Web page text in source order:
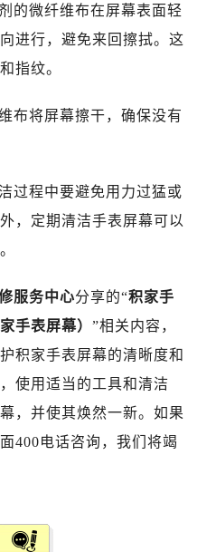
微纤维布在屏幕表面轻
进行，避免来回擦拭。这
指纹。
将屏幕擦干，确保没有
程中要避免用力过猛或
，定期清洁手表屏幕可以
服务中心分享的“积家手
手表屏幕） ”相关内容，
积家手表屏幕的清晰度和
使用适当的工具和清洁
，并使其焕然一新。如果
400电话咨询，我们将竭